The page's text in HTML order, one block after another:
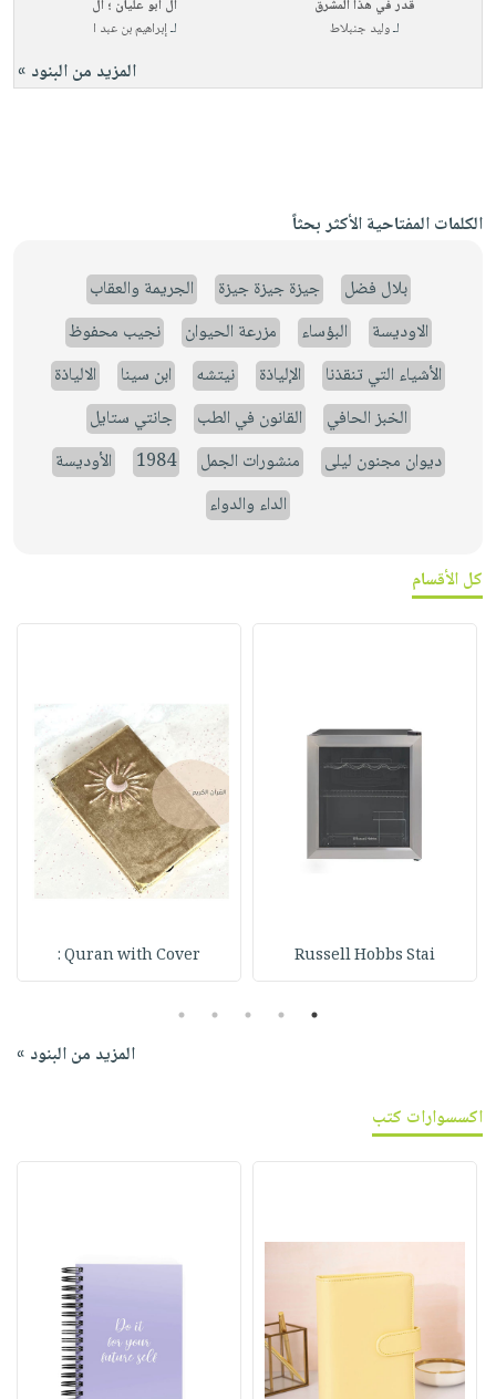
قدر في هذا المشرق
لـوليد جنبلاط
آل أبو عليان ؛ ال
لـإبراهيم بن عبد ا
المزيد من البنود »
الكلمات المفتاحية الأكثر بحثاً
بلال فضل جيزة جيزة جيزة
الجريمة والعقاب
الاوديسة
البؤساء مزرعة الحيوان
نجيب محفوظ
الأشياء التي تنقذنا
الإلياذة نيتشه ابن سينا
الالياذة
الخبز الحافي
القانون في الطب
جانتي ستايل
ديوان مجنون ليلى
منشورات الجمل 1984
الأوديسة
الداء والدواء
كل الأقسام
Russell Hobbs Stai
Quran with Cover :
1
2
3
4
5
المزيد من البنود »
اكسسوارات كتب